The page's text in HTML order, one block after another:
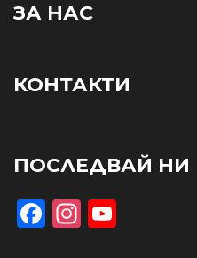
ЗА НАС
КОНТАКТИ
ПОСЛЕДВАЙ НИ
Facebook
Instagram